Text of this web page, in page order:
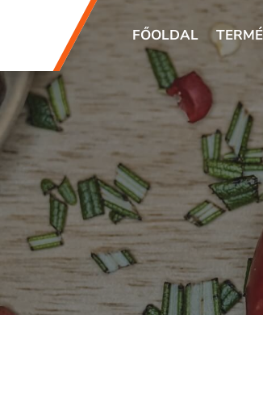
FŐOLDAL